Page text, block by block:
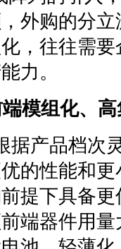
外购的分
，往往需
力。
端模组化、
据产品档次
的性能和
提下具备
端器件用